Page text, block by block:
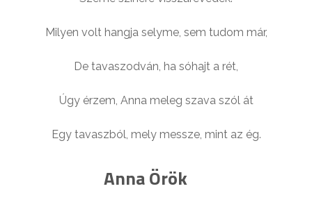
Milyen volt hangja selyme, sem tudom már,
De tavaszodván, ha sóhajt a rét,
Úgy érzem, Anna meleg szava szól át
Egy tavaszból, mely messze, mint az ég.
Anna Örök